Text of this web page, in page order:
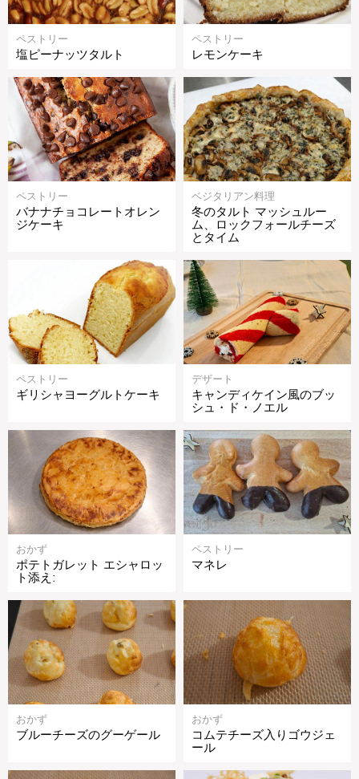
ペストリー
塩ピーナッツタルト
ペストリー
レモンケーキ
ペストリー
バナナチョコレートオレン
ジケーキ
ベジタリアン料理
冬のタルト マッシュルー
ム、ロックフォールチーズ
とタイム
ペストリー
ギリシャヨーグルトケーキ
デザート
キャンディケイン風のブッ
シュ・ド・ノエル
おかず
ポテトガレット エシャロッ
ト添え:
ペストリー
マネレ
おかず
ブルーチーズのグーゲール
おかず
コムテチーズ入りゴウジェ
ール